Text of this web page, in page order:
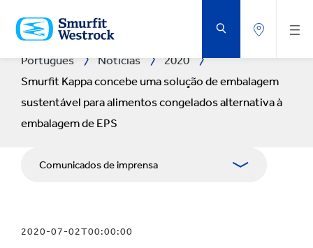
AO
CONTEÚDO
PRINCIPAL
Português Notícias
2020
Smurfit Kappa concebe uma solução de embalagem
sustentável para alimentos congelados alternativa à
embalagem de EPS
Comunicados de imprensa
Recursos para comunicação social
2020-07-02T00:00:00